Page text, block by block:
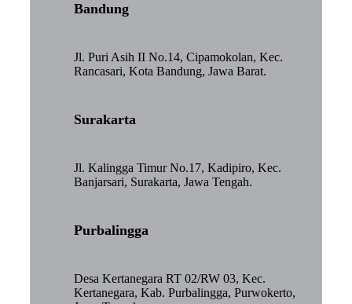
Bandung
Jl. Puri Asih II No.14, Cipamokolan, Kec.
Rancasari, Kota Bandung, Jawa Barat.
Surakarta
Jl. Kalingga Timur No.17, Kadipiro, Kec.
Banjarsari, Surakarta, Jawa Tengah.
Purbalingga
Desa Kertanegara RT 02/RW 03, Kec.
Kertanegara, Kab. Purbalingga, Purwokerto,